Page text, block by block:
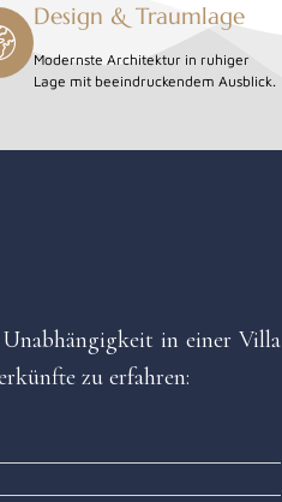
Design & Traumlage
Modernste Architektur in ruhiger
Lage mit beeindruckendem Ausblick.
in einer Villa
zu erfahren: